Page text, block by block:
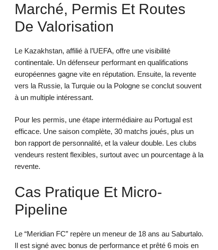
Marché, Permis Et Routes
De Valorisation
Le Kazakhstan, affilié à l’UEFA, offre une visibilité
continentale. Un défenseur performant en qualifications
européennes gagne vite en réputation. Ensuite, la revente
vers la Russie, la Turquie ou la Pologne se conclut souvent
à un multiple intéressant.
Pour les permis, une étape intermédiaire au Portugal est
efficace. Une saison complète, 30 matchs joués, plus un
bon rapport de personnalité, et la valeur double. Les clubs
vendeurs restent flexibles, surtout avec un pourcentage à la
revente.
Cas Pratique Et Micro-
Pipeline
Le “Meridian FC” repère un meneur de 18 ans au Saburtalo.
Il est signé avec bonus de performance et prêté 6 mois en